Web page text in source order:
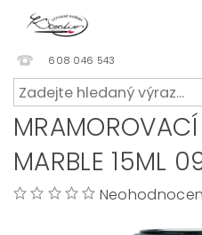
608 046 543
MARBLE 15ML